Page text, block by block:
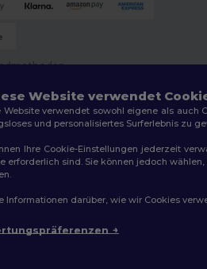
2026. Alle Rechte
Website verwendet
Website verwendet sowohl eigene als auch
und personalisiertes Surferlebnis zu
Ihre Cookie-Einstellungen jederzeit
erforderlich sind. Sie können jedoch
Informationen darüber, wie wir Cookies